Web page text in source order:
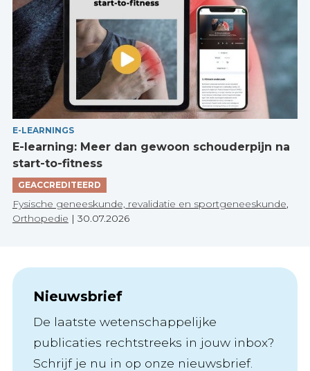
E-LEARNINGS
E-learning: Meer dan gewoon schouderpijn na
start-to-fitness
GEACCREDITEERD
Fysische geneeskunde, revalidatie en sportgeneeskunde
Orthopedie | 30.07.2026
Nieuwsbrief
De laatste wetenschappelijke
publicaties rechtstreeks in jouw inbox?
Schrijf je nu in op onze nieuwsbrief.